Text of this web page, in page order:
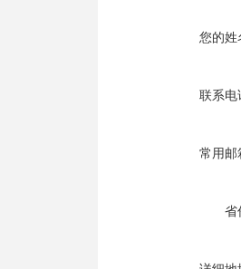
您的姓
联系电
常用邮
省